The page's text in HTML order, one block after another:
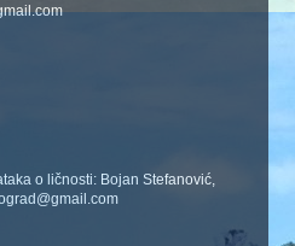
o ličnosti: Bojan Stefanović,